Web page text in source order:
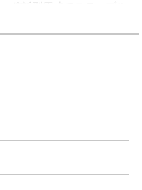
信託型円建てステーブル